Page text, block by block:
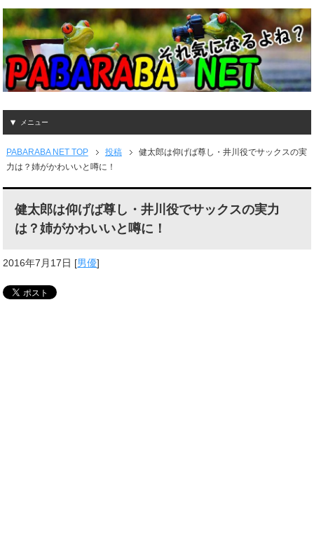
メニュー
PABARABA NET TOP 投稿
健太郎は仰げば尊し・井川役でサックスの実
力は？姉がかわいいと噂に！
健太郎は仰げば尊し・井川役でサックスの実力
は？姉がかわいいと噂に！
2016年7月17日 [男優]